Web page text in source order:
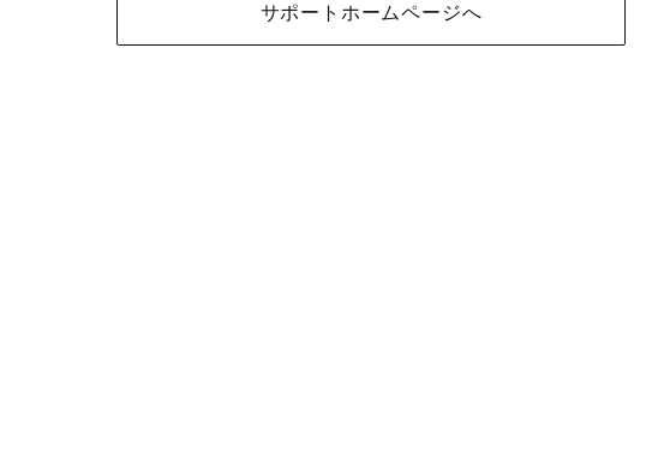
サポートホームページへ